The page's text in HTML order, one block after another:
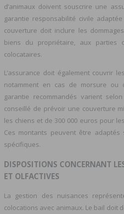
d’animaux doivent souscrire une
garantie responsabilité civile
couverture doit inclure les
biens du propriétaire, aux parties
colocataires.
L’assurance doit également couvrir
notamment en cas de morsure ou
garantie recommandés varient
conseillé de prévoir une couverture
les chiens et de 300 000 euros pour
Ces montants peuvent être adaptés
spécifiques.
DISPOSITIONS CONCERNANT
ET OLFACTIVES
La gestion des nuisances
colocations avec animaux. Le bail doit